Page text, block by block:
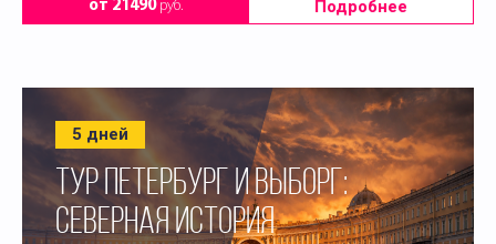
от 21490руб. Подробнее
5 дней
ТУР ПЕТЕРБУРГ И ВЫБОРГ:
СЕВЕРНАЯ ИСТОРИЯ